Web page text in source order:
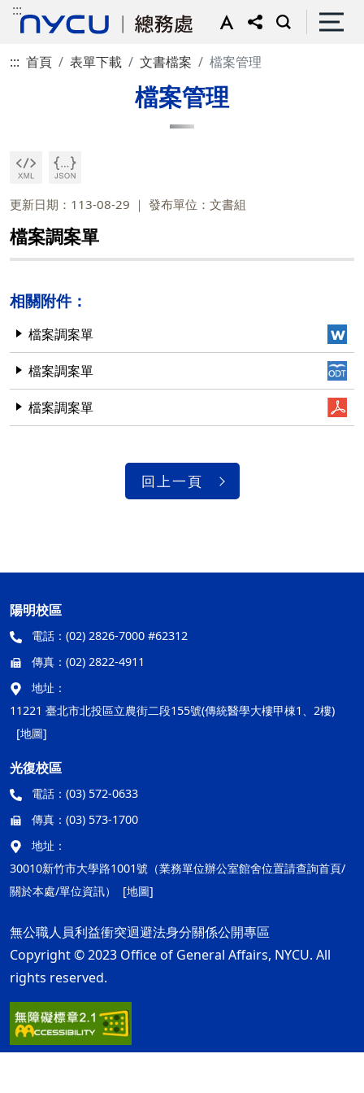
:::
::: 首頁 表單下載 文書檔案 檔案管理
檔案管理
更新日期：113-08-29 發布單位：文書組
檔案調案單
相關附件：
檔案調案單
檔案調案單
檔案調案單
回上一頁
陽明校區
電話： (02) 2826-7000 #62312
傳真： (02) 2822-4911
地址：
11221 臺北市北投區立農街二段155號(傳統醫學大樓甲棟1、2樓)
[地圖]
光復校區
電話： (03) 572-0633
傳真： (03) 573-1700
地址：
30010新竹市大學路1001號（業務單位辦公室館舍位置請查詢首頁/
關於本處/單位資訊）
[地圖]
無公職人員利益衝突迴避法身分關係公開專區
Copyright © 2023 Office of General Affairs, NYCU. All
rights reserved.